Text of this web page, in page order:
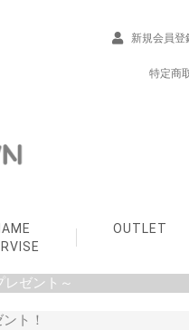
新規会員登
特定商
れサービス
ーホルダー
レート
OUTLET
レゼント～
ト！